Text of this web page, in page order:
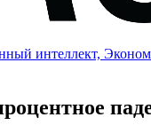
интеллект,